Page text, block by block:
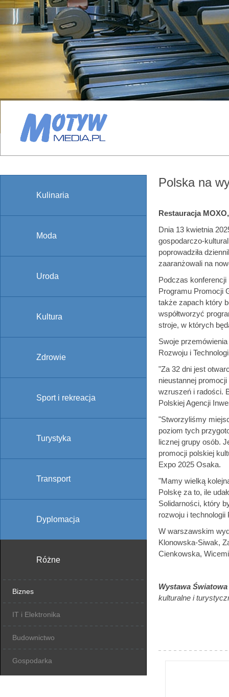
Kulinaria
Moda
Uroda
Kultura
Zdrowie
Sport i rekreacja
Turystyka
Transport
Dyplomacja
Różne
Biznes
IT i Elektronika
Budownictwo
Gospodarka
Polska na
Restauracja
Dnia 13 kwietnia
gospodarczo-
poprowadziła
zaaranżowali na
Podczas konferencji
Programu Promocji
także zapach który
współtworzyć
stroje, w których
Swoje
Rozwoju i
"Za 32 dni jest
nieustannej
wzruszeń i radości.
Polskiej Agencji
"Stworzyliśmy
poziom tych
licznej grupy osób.
promocji polskiej
Expo 2025 Osaka.
"Mamy wielką
Polskę za to, ile
Solidarności, który
rozwoju i technologii
W warszawskim
Klonowska-Siwak,
Cienkowska,
Wystawa
kulturalne i